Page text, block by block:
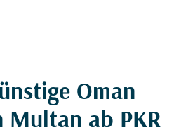
Oman
Multan ab PKR